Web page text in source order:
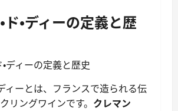
ド・ディーの定義と歴
ディーとは、フランスで造られる伝
リングワインです。 クレマン